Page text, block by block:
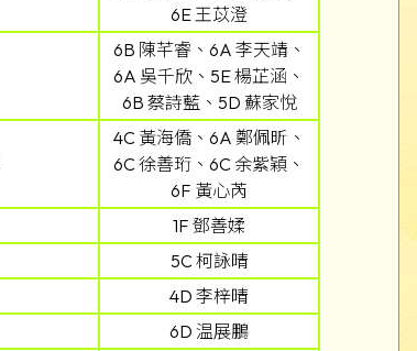
6E 王苡澄
6B 陳芊睿、6A 李天靖、
6A 吳千欣、5E 楊芷涵、
6B 蔡詩藍、5D 蘇家悅
4C 黃海僑、6A 鄭佩昕、
6C 徐善珩、6C 余紫穎、
6F 黃心芮
1F 鄧善媃
5C 柯詠晴
4D 李梓晴
6D 温展鵬